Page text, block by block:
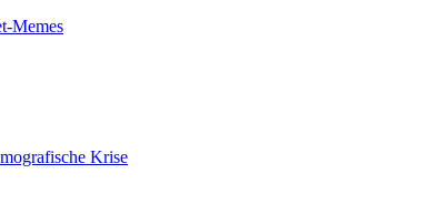
Memes
Krise